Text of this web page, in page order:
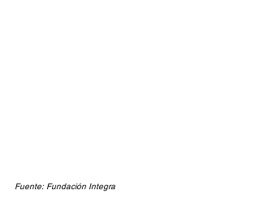
Fuente: Fundación Integra